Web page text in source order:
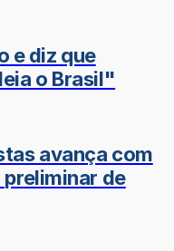
e diz que
o Brasil"
avança com
de